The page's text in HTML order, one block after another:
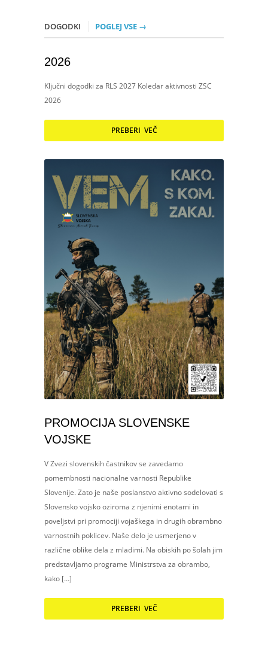
DOGODKI POGLEJ VSE →
2026
Ključni dogodki za RLS 2027 Koledar aktivnosti ZSC
2026
PREBERI VEČ
PROMOCIJA SLOVENSKE
VOJSKE
V Zvezi slovenskih častnikov se zavedamo
pomembnosti nacionalne varnosti Republike
Slovenije. Zato je naše poslanstvo aktivno sodelovati s
Slovensko vojsko oziroma z njenimi enotami in
poveljstvi pri promociji vojaškega in drugih obrambno
varnostnih poklicev. Naše delo je usmerjeno v
različne oblike dela z mladimi. Na obiskih po šolah jim
predstavljamo programe Ministrstva za obrambo,
kako […]
PREBERI VEČ